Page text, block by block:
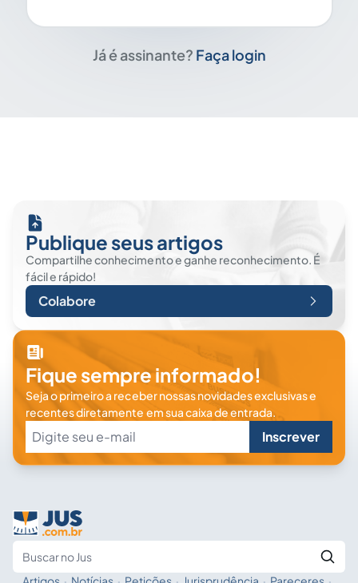
Já é assinante? Faça login
Publique seus artigos
Compartilhe conhecimento e ganhe reconhecimento. É
fácil e rápido!
Colabore
Fique sempre informado!
Seja o primeiro a receber nossas novidades exclusivas e
recentes diretamente em sua caixa de entrada.
Inscrever